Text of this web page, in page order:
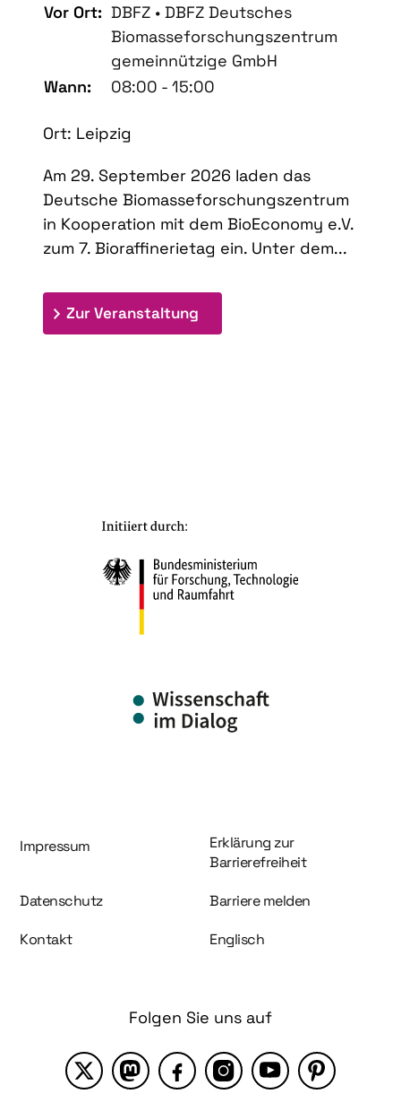
Vor Ort: DBFZ • DBFZ Deutsches
Biomasseforschungszentrum
gemeinnützige GmbH
Wann:
08:00 - 15:00
Ort: Leipzig
Am 29. September 2026 laden das
Deutsche Biomasseforschungszentrum
in Kooperation mit dem BioEconomy e.V.
zum 7. Bioraffinerietag ein. Unter dem...
Zur Veranstaltung
Information und Service
Impressum
Erklärung zur
Barrierefreiheit
Datenschutz Barriere melden
Kontakt Englisch
Folgen Sie uns auf